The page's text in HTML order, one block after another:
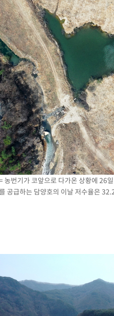
농번기가 코앞으로 다가온 상황에 26
공급하는 담양호의 이날 저수율은